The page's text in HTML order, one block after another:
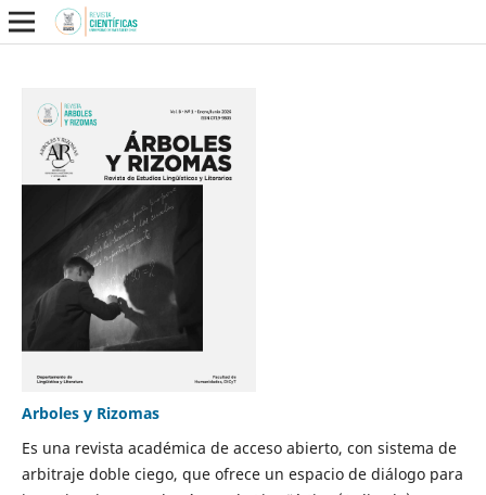
Arboles y Rizomas
Es una revista académica de acceso abierto, con sistema de
arbitraje doble ciego, que ofrece un espacio de diálogo para